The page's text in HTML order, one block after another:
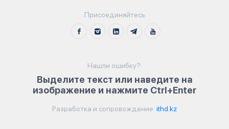
Присоединяйтесь
Нашли ошибку?:
Выделите текст или наведите на
изображение и нажмите Ctrl+Enter
Разработка и сопровождение ithd.kz